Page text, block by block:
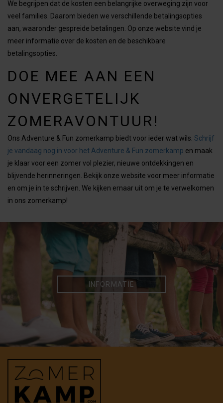
We begrijpen dat de kosten een belangrijke overweging zijn voor
veel families. Daarom bieden we verschillende betalingsopties
aan, waaronder gespreide betalingen. Op onze website vind je
meer informatie over de kosten en de beschikbare
betalingsopties.
DOE MEE AAN EEN
ONVERGETELIJK
ZOMERAVONTUUR!
Ons Adventure & Fun zomerkamp biedt voor ieder wat wils. Schrijf
je vandaag nog in voor het Adventure & Fun zomerkamp en maak
je klaar voor een zomer vol plezier, nieuwe ontdekkingen en
blijvende herinneringen. Bekijk onze website voor meer informatie
en om je in te schrijven. We kijken ernaar uit om je te verwelkomen
in ons zomerkamp!
INFORMATIE